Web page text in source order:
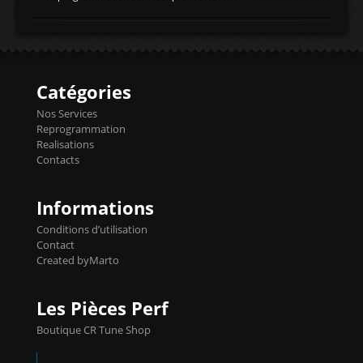
d'admissiontemp ex. pour atmo -30- 80°C
temperaturetemperature ldr moteurtemp
Injecteurs + Flashpro 1370€ TTC Le
précise et performante. Vous pourrez
basculer de la carto sans plomb à Ethanol à
l'aide du flashpro OPTION ECONOMIQUES
Reprog SP 98 sur le calculateur d'origine
450€ TTC Un gain d'environ 10cv et 15nm
Catégories
Nos Services
Reprogrammation
Realisations
Contacts
Informations
Conditions d’utilisation
Contact
Created byMarto
Les Pièces Perf
Boutique CR Tune Shop